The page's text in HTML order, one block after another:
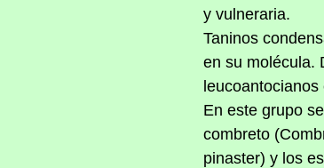
y vulneraria.
Taninos
en su molécula.
En este grupo
combreto
pinaster) y los